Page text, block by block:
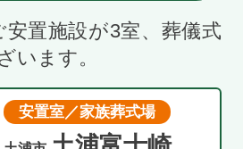
安置施設が3室、葬儀式
います。
安置室／家族葬式場